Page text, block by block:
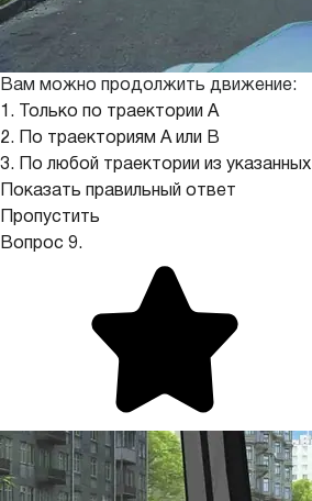
Вам можно продолжить движение:
1. Только по траектории А
2. По траекториям А или В
3. По любой траектории из указанных
Показать правильный ответ
Пропустить
Вопрос 9.